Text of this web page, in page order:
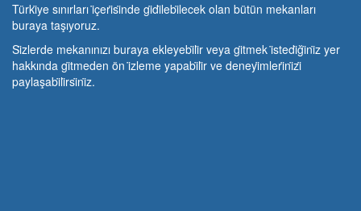
Türki̇ye sınırları i̇çeri̇si̇nde gi̇di̇lebi̇lecek olan bütün mekanları
buraya taşıyoruz.
Si̇zlerde mekanınızı buraya ekleyebi̇li̇r veya gi̇tmek i̇stedi̇ği̇ni̇z yer
hakkında gi̇tmeden ön i̇zleme yapabi̇li̇r ve deneyi̇mleri̇ni̇zi̇
paylaşabi̇li̇rsi̇ni̇z.